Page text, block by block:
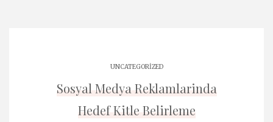
UNCATEGORIZED
Sosyal Medya Reklamlarinda
Hedef Kitle Belirleme